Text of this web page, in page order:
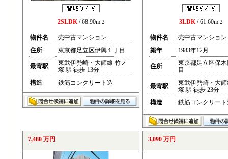
2SLDK/ 68.90m 2
物件名
売中古マンション
住所
東京都足立区伊興１丁目
最寄駅
東武伊勢崎・大師線 竹ノ
塚 駅 徒歩 13分
構造
鉄筋コンクリート造
3LDK/ 61.60m 2
物件名
売中古マンション
築年
1983年12月
住所
東京都足立区保
目
最寄駅
東武伊勢崎・大
塚 駅 徒歩 23分
構造
鉄筋コンクリー
7,480 万円 3,090 万円